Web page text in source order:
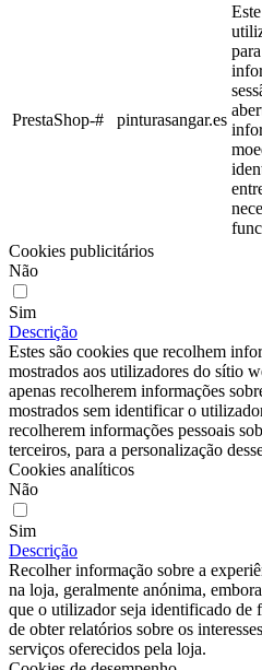
PrestaShop-# pinturasangar.es
Cookies publicitários
Não
Sim
Descrição
Estes são cookies que recolhem
mostrados aos utilizadores do sítio
apenas recolherem informações
mostrados sem identificar o
recolherem informações pessoais
terceiros, para a personalização
Cookies analíticos
Não
Sim
Descrição
Recolher informação sobre a
na loja, geralmente anónima,
que o utilizador seja identificado de
de obter relatórios sobre os
serviços oferecidos pela loja.